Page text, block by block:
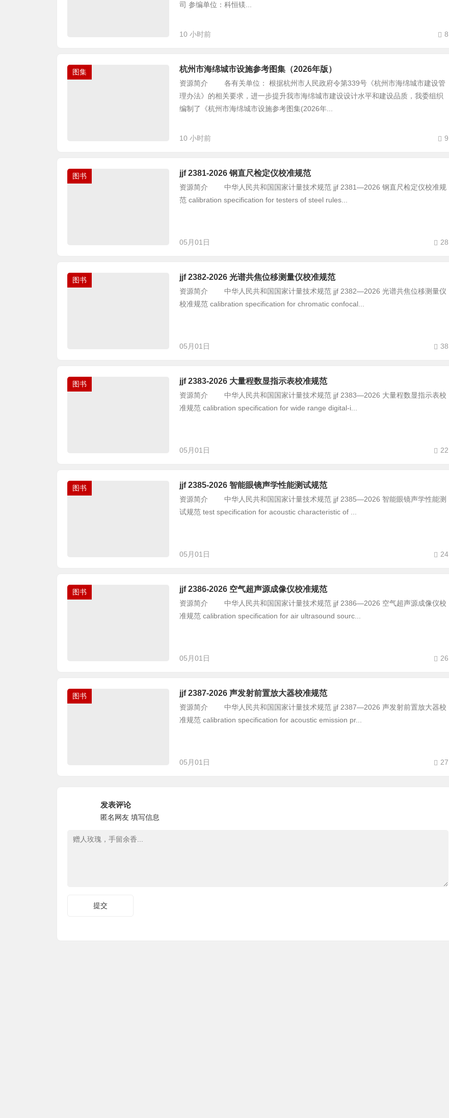
司 参编单位：科恒镁...
10 小时前 8
图集 杭州市海绵城市设施参考图集（2026年版）
资源简介 各有关单位： 根据杭州市人民政府令第339号《杭州市海绵城市建设管
理办法》的相关要求，进一步提升我市海绵城市建设设计水平和建设品质，我委组织
编制了《杭州市海绵城市设施参考图集(2026年...
10 小时前 9
图书 jjf 2381-2026 钢直尺检定仪校准规范
资源简介 中华人民共和国国家计量技术规范 jjf 2381—2026 钢直尺检定仪校准规
范 calibration specification for testers of steel rules...
05月01日 28
图书 jjf 2382-2026 光谱共焦位移测量仪校准规范
资源简介 中华人民共和国国家计量技术规范 jjf 2382—2026 光谱共焦位移测量仪
校准规范 calibration specification for chromatic confocal...
05月01日 38
图书 jjf 2383-2026 大量程数显指示表校准规范
资源简介 中华人民共和国国家计量技术规范 jjf 2383—2026 大量程数显指示表校
准规范 calibration specification for wide range digital‑i...
05月01日 22
图书 jjf 2385-2026 智能眼镜声学性能测试规范
资源简介 中华人民共和国国家计量技术规范 jjf 2385—2026 智能眼镜声学性能测
试规范 test specification for acoustic characteristic of ...
05月01日 24
图书 jjf 2386-2026 空气超声源成像仪校准规范
资源简介 中华人民共和国国家计量技术规范 jjf 2386—2026 空气超声源成像仪校
准规范 calibration specification for air ultrasound sourc...
05月01日 26
图书 jjf 2387-2026 声发射前置放大器校准规范
资源简介 中华人民共和国国家计量技术规范 jjf 2387—2026 声发射前置放大器校
准规范 calibration specification for acoustic emission pr...
05月01日 27
发表评论
匿名网友 填写信息